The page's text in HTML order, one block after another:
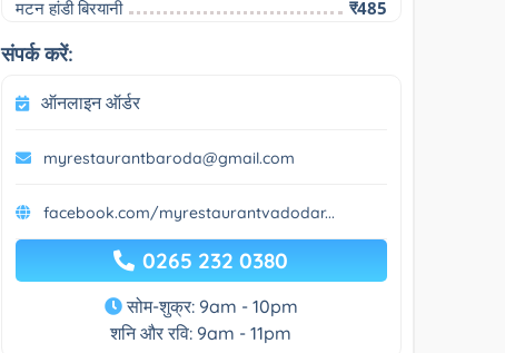
मटन हांडी बिरयानी ₹485
संपर्क करें:
ऑनलाइन ऑर्डर
myrestaurantbaroda@gmail.com
facebook.com/myrestaurantvadodar...
0265 232 0380
सोम-शुक्र: 9am - 10pm
शनि और रवि: 9am - 11pm